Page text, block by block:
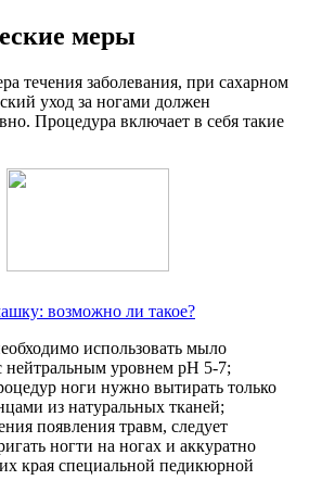
меры
течения заболевания, при сахарном
уход за ногами должен
Процедура включает в себя такие
возможно ли такое?
использовать мыло
нейтральным уровнем рН 5-7;
ноги нужно вытирать только
из натуральных тканей;
появления травм, следует
ногти на ногах и аккуратно
края специальной педикюрной